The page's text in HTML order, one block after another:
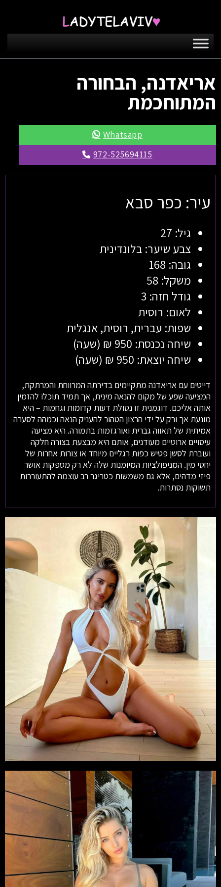
אריאדנה, הבחורה
המתוחכמת
Whatsapp
972-525694115
עיר: כפר סבא
גיל: 27
צבע שיער: בלונדינית
גובה: 168
משקל: 58
גודל חזה: 3
לאום: רוסית
שפות: עברית, רוסית, אנגלית
שיחה נכנסת: 950 ₪ (שעה)
שיחה יוצאת: 950 ₪ (שעה)
דייטים עם אריאדנה מתקיימים בדירתה המרווחת והמרתקת,
המציעה שפע של מקום להנאה מינית, אך תמיד תוכלו להזמין
אותה אליכם. דוגמנית זו נטולת דעות קדומות וגחמות – היא
מונעת אך ורק על ידי הרצון הטהור להעניק הנאה וכמהה לסערה
אמיתית של תאווה גברית ואורגזמות בתמורה. היא מציעה
עיסויים ארוטיים מעודנים, אותם היא מבצעת בצורה חלקה
ועוברת לסשן פטיש כפות רגליים מיוחד או צורות אחרות של
יחסי מין. המניפולציות המיומנות שלה לא רק מספקות אושר
פיזי מדהים, אלא גם משמשות כטריגר רב עוצמה להתעוררות
תשוקות נסתרות.